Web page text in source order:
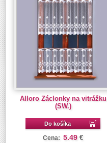
Alloro Záclonky na vitrážku
(SW.)
Do košíka
Cena: 5.49 €